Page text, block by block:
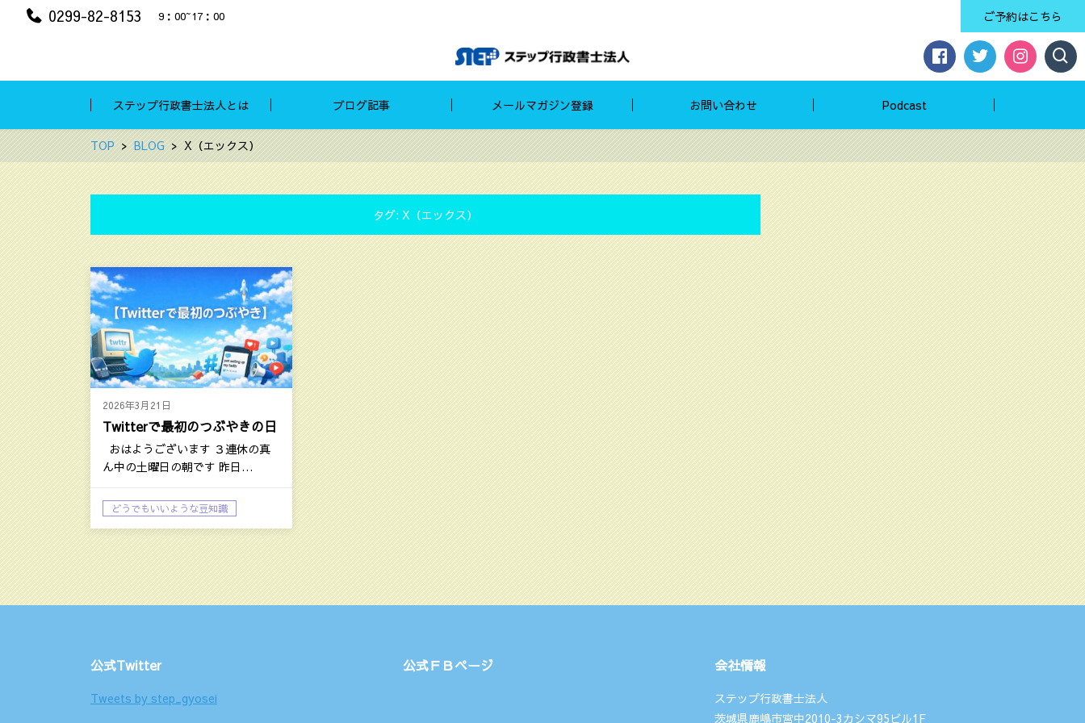
0299-82-8153 9：00~17：00 ご予約はこちら
ステップ行政書士法人とは ブログ記事 メールマガジン登録 お問い合わせ Podcast
TOP BLOG X（エックス）
タグ: X（エックス）
2026年3月21日
Twitterで最初のつぶやきの日
おはようございます ３連休の真
ん中の土曜日の朝です 昨日…
どうでもいいような豆知識
大庭孝志日記：今日の話題
公式Twitter
Tweets by step_gyosei
公式ＦＢページ 会社情報
ステップ行政書士法人
茨城県鹿嶋市宮中2010-3カシマ95ビル1F